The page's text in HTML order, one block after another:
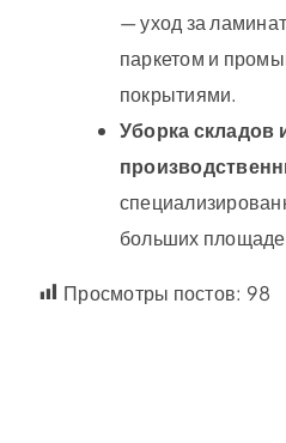
— уход за
паркетом и
покрытиями.
Уборка складов
больших
Просмотры постов: 98